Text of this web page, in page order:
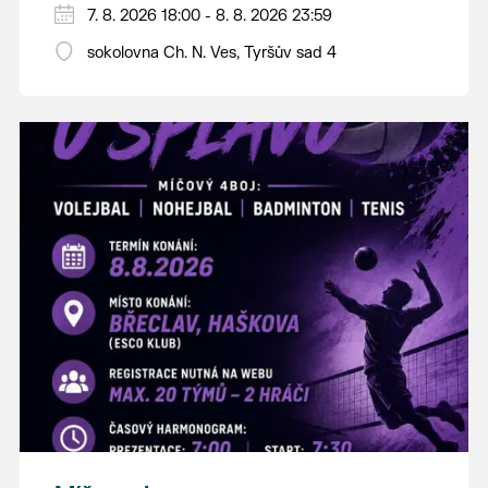
PÁTEK 7. srpna
18:00 - ruční stavění máje
14:00 - krojový průvod pro stárky od
hostince “U Buvola”
16:00 - odpolední zábava na sokolovně
21:00 - večerní zábava
K tanci a poslechu bude hrát DH
Lanžhotčané.
Těšíme se na Vás!
7. 8. 2026 18:00 - 8. 8. 2026 23:59
sokolovna Ch. N. Ves, Tyršův sad 4